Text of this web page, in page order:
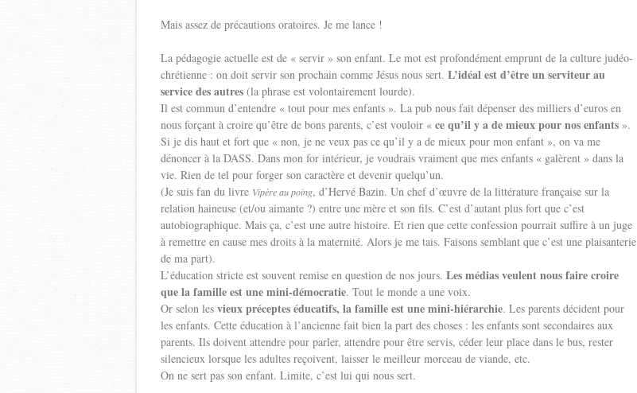
Mais assez de précautions oratoires. Je me lance !
La pédagogie actuelle est de « servir » son enfant. Le mot est profondément emprunt de la culture judéo-
chrétienne : on doit servir son prochain comme Jésus nous sert. L’idéal est d’être un serviteur au
service des autres (la phrase est volontairement lourde).
Il est commun d’entendre « tout pour mes enfants ». La pub nous fait dépenser des milliers d’euros en
nous forçant à croire qu’être de bons parents, c’est vouloir « ce qu’il y a de mieux pour nos enfants ».
Si je dis haut et fort que « non, je ne veux pas ce qu’il y a de mieux pour mon enfant », on va me
dénoncer à la DASS. Dans mon for intérieur, je voudrais vraiment que mes enfants « galèrent » dans la
vie. Rien de tel pour forger son caractère et devenir quelqu’un.
(Je suis fan du livre Vipère au poing, d’Hervé Bazin. Un chef d’œuvre de la littérature française sur la
relation haineuse (et/ou aimante ?) entre une mère et son fils. C’est d’autant plus fort que c’est
autobiographique. Mais ça, c’est une autre histoire. Et rien que cette confession pourrait suffire à un juge
à remettre en cause mes droits à la maternité. Alors je me tais. Faisons semblant que c’est une plaisanterie
de ma part).
L’éducation stricte est souvent remise en question de nos jours. Les médias veulent nous faire croire
que la famille est une mini-démocratie. Tout le monde a une voix.
Or selon les vieux préceptes éducatifs, la famille est une mini-hiérarchie. Les parents décident pour
les enfants. Cette éducation à l’ancienne fait bien la part des choses : les enfants sont secondaires aux
parents. Ils doivent attendre pour parler, attendre pour être servis, céder leur place dans le bus, rester
silencieux lorsque les adultes reçoivent, laisser le meilleur morceau de viande, etc.
On ne sert pas son enfant. Limite, c’est lui qui nous sert.